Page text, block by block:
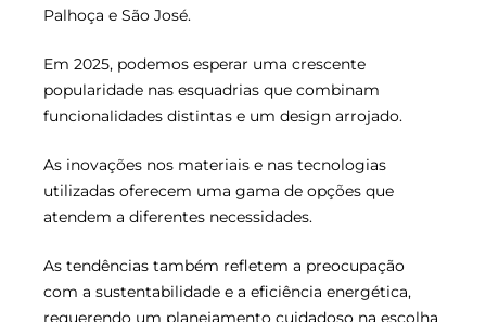
Palhoça e São José.
Em 2025, podemos esperar uma crescente
popularidade nas esquadrias que combinam
funcionalidades distintas e um design arrojado.
As inovações nos materiais e nas tecnologias
utilizadas oferecem uma gama de opções que
atendem a diferentes necessidades.
As tendências também refletem a preocupação
com a sustentabilidade e a eficiência energética,
requerendo um planejamento cuidadoso na escolha